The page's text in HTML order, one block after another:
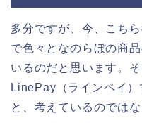
多分ですが、今、こち
で色々となのらぼの商
いるのだと思います。
LinePay（ラインペイ
と、考えているのでは